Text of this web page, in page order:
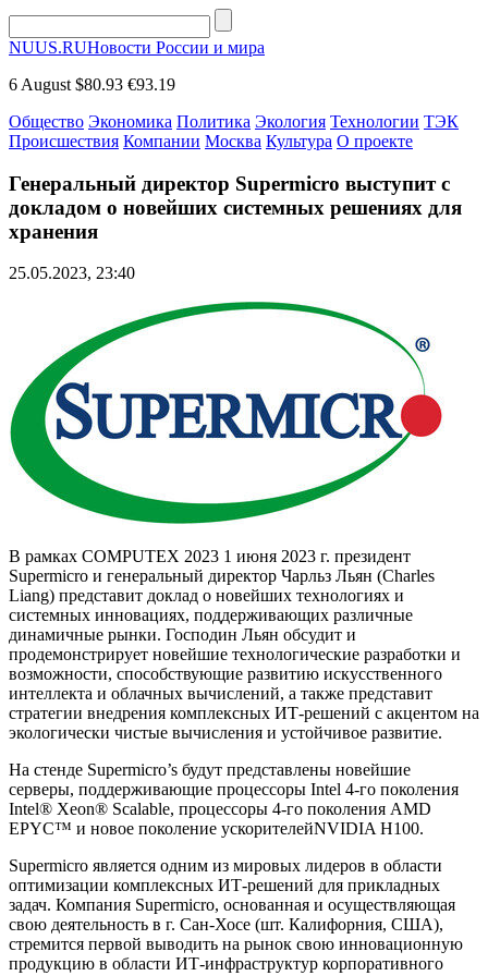
NUUS.RUНовости России и мира
6 August $80.93 €93.19
Общество Экономика Политика Экология Технологии ТЭК
Происшествия Компании Москва Культура О проекте
Генеральный директор Supermicro выступит с
докладом о новейших системных решениях для
хранения
25.05.2023, 23:40
В рамках COMPUTEX 2023 1 июня 2023 г. президент
Supermicro и генеральный директор Чарльз Льян (Charles
Liang) представит доклад о новейших технологиях и
системных инновациях, поддерживающих различные
динамичные рынки. Господин Льян обсудит и
продемонстрирует новейшие технологические разработки и
возможности, способствующие развитию искусственного
интеллекта и облачных вычислений, а также представит
стратегии внедрения комплексных ИТ-решений с акцентом на
экологически чистые вычисления и устойчивое развитие.
На стенде Supermicro’s будут представлены новейшие
серверы, поддерживающие процессоры Intel 4-го поколения
Intel® Xeon® Scalable, процессоры 4-го поколения AMD
EPYC™ и новое поколение ускорителейNVIDIA H100.
Supermicro является одним из мировых лидеров в области
оптимизации комплексных ИТ-решений для прикладных
задач. Компания Supermicro, основанная и осуществляющая
свою деятельность в г. Сан-Хосе (шт. Калифорния, США),
стремится первой выводить на рынок свою инновационную
продукцию в области ИТ-инфраструктур корпоративного